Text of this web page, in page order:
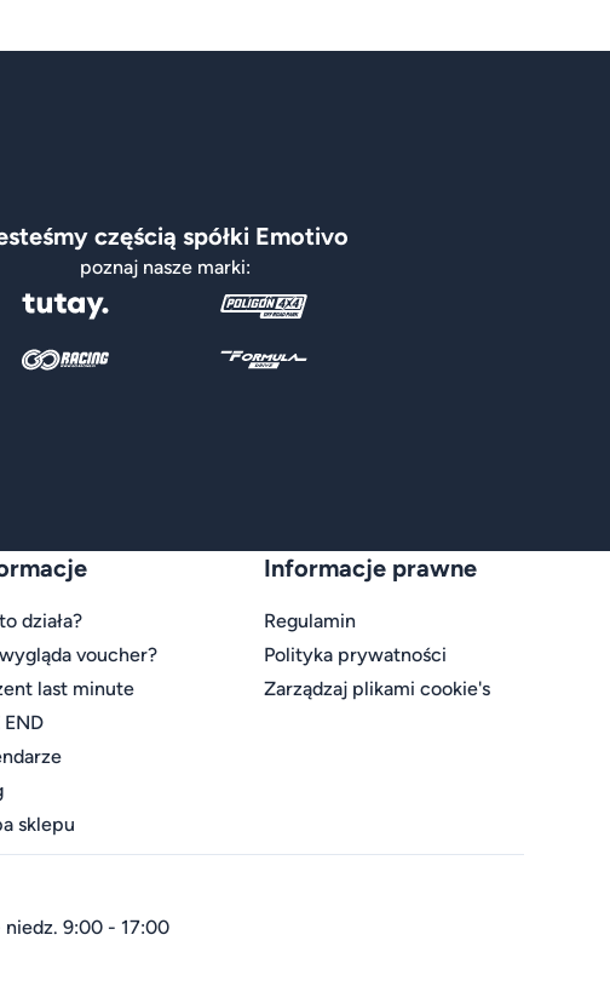
częścią spółki Emotivo
poznaj nasze marki:
działa?
voucher?
last minute
END
sklepu
Informacje prawne
Regulamin
Polityka prywatności
Zarządzaj plikami cookie's
9:00 - 17:00